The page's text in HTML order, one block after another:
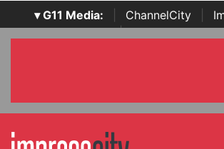
▾ G11 Media: ChannelCity
SecurityOpenLab | Italian Channel